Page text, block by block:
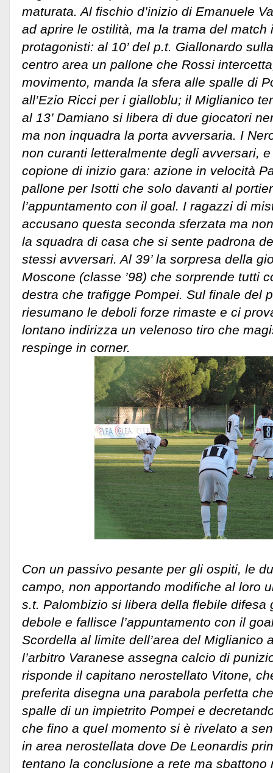
maturata. Al fischio d’inizio di Emanuele
ad aprire le ostilità, ma la trama del match
protagonisti: al 10’ del p.t. Giallonardo
centro area un pallone che Rossi
movimento, manda la sfera alle spalle di
all’Ezio Ricci per i gialloblu; il Miglianico
al 13’ Damiano si libera di due giocatori
ma non inquadra la porta avversaria. I
non curanti letteralmente degli avversari, e
copione di inizio gara: azione in velocità
pallone per Isotti che solo davanti al
l’appuntamento con il goal. I ragazzi di
accusano questa seconda sferzata ma
la squadra di casa che si sente padrona
stessi avversari. Al 39’ la sorpresa della
Moscone (classe ’98) che sorprende tutti
destra che trafigge Pompei. Sul finale del
riesumano le deboli forze rimaste e ci
lontano indirizza un velenoso tiro che
respinge in corner.
Con un passivo pesante per gli ospiti, le
campo, non apportando modifiche al loro
s.t. Palombizio si libera della flebile difesa
debole e fallisce l’appuntamento con il
Scordella al limite dell’area del Miglianico
l’arbitro Varanese assegna calcio di
risponde il capitano nerostellato Vitone,
preferita disegna una parabola perfetta
spalle di un impietrito Pompei e
che fino a quel momento si è rivelato a
in area nerostellata dove De Leonardis
tentano la conclusione a rete ma sbattono